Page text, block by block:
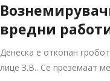
вредни
Денеска е откопан
лице З.В.. Се преземаат